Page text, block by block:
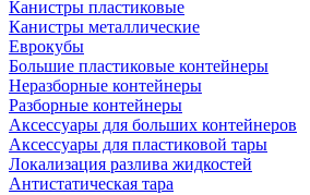
Канистры пластиковые
Канистры металлические
Еврокубы
Большие пластиковые контейнеры
Неразборные контейнеры
Разборные контейнеры
Аксессуары для больших контейнеров
Аксессуары для пластиковой тары
Локализация разлива жидкостей
Антистатическая тара